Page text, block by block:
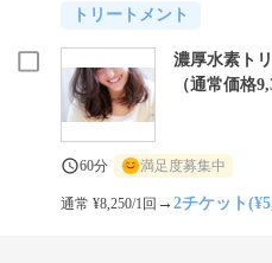
トリートメント
濃厚水素ト
（通常価格
60分 満足度募集中
通常 ¥8,250/1回 →2チケット